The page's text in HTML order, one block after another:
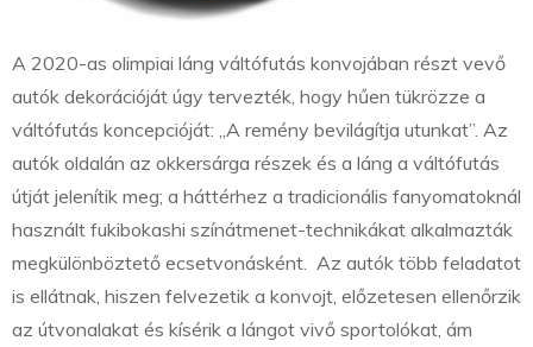
A 2020-as olimpiai láng váltófutás konvojában részt vevő
autók dekorációját úgy tervezték, hogy hűen tükrözze a
váltófutás koncepcióját: „A remény bevilágítja utunkat”. Az
autók oldalán az okkersárga részek és a láng a váltófutás
útját jelenítik meg; a háttérhez a tradicionális fanyomatoknál
használt fukibokashi színátmenet-technikákat alkalmazták
megkülönböztető ecsetvonásként. Az autók több feladatot
is ellátnak, hiszen felvezetik a konvojt, előzetesen ellenőrzik
az útvonalakat és kísérik a lángot vivő sportolókat, ám